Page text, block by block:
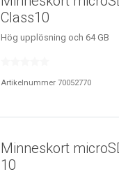
Class10
Hög upplösning och 64 GB
Artikelnummer 70052770
Minneskort
10